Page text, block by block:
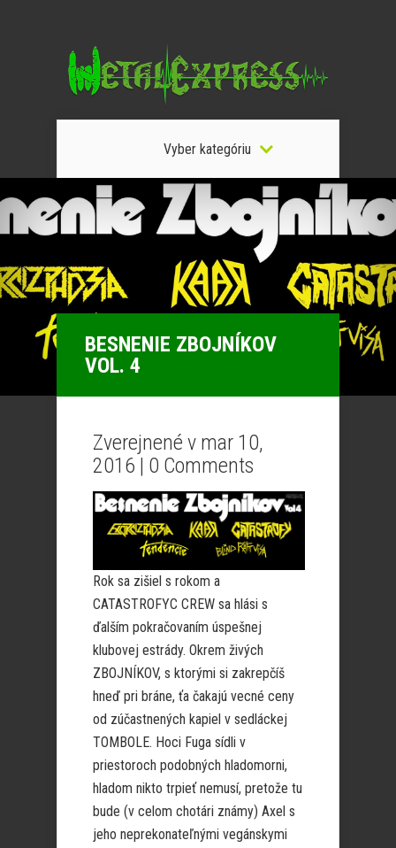
Vyber kategóriu
BESNENIE ZBOJNÍKOV
VOL. 4
Zverejnené v mar 10,
2016 | 0 Comments
Rok sa zišiel s rokom a
CATASTROFYC CREW sa hlási s
ďalším pokračovaním úspešnej
klubovej estrády. Okrem živých
ZBOJNÍKOV, s ktorými si zakrepčíš
hneď pri bráne, ťa čakajú vecné ceny
od zúčastnených kapiel v sedláckej
TOMBOLE. Hoci Fuga sídli v
priestoroch podobných hladomorni,
hladom nikto trpieť nemusí, pretože tu
bude (v celom chotári známy) Axel s
jeho neprekonateľnými vegánskymi